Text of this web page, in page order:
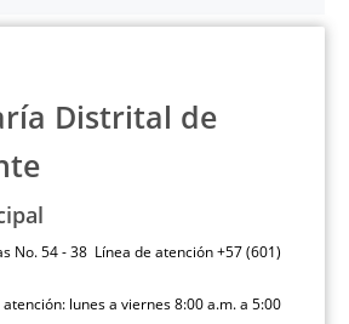
Distrital de
No. 54 - 38 Línea de atención +57 (601)
lunes a viernes 8:00 a.m. a 5:00